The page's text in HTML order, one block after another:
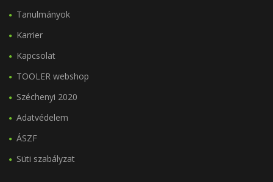
Tanulmányok
Karrier
Kapcsolat
TOOLER webshop
Széchenyi 2020
Adatvédelem
ÁSZF
Süti szabályzat